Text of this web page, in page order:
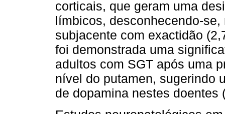
corticais, que geram uma
límbicos, desconhecendo-
subjacente com exactidão
foi demonstrada uma
adultos com SGT após uma
nível do putamen, sugerindo
de dopamina nestes doentes